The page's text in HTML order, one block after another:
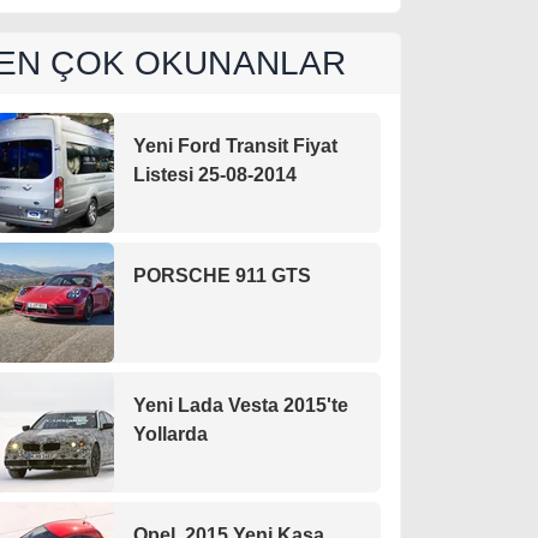
ÇOK OKUNANLAR
Yeni Ford Transit Fiyat
Listesi 25-08-2014
PORSCHE 911 GTS
Yeni Lada Vesta 2015'te
Yollarda